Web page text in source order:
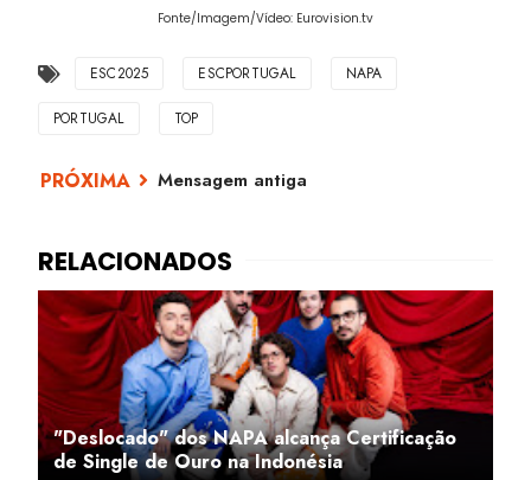
Fonte/Imagem/Vídeo: Eurovision.tv
ESC2025 ESCPORTUGAL NAPA
PORTUGAL TOP
Mensagem antiga
"Deslocado" dos NAPA alcança Certificação
de Single de Ouro na Indonésia